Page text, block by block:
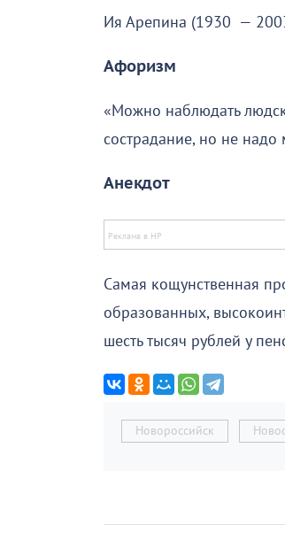
Ия Арепина (1930 —
Афоризм
«Можно наблюдать
сострадание, но не
Анекдот
Самая кощунственная
образованных,
шесть тысяч рублей у
Новороссийск